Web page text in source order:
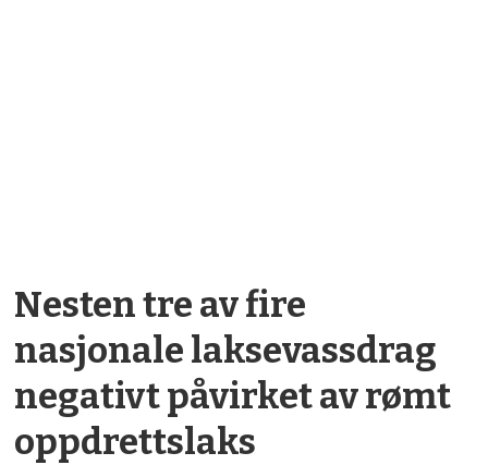
Nesten tre av fire
nasjonale laksevassdrag
negativt påvirket av rømt
oppdrettslaks